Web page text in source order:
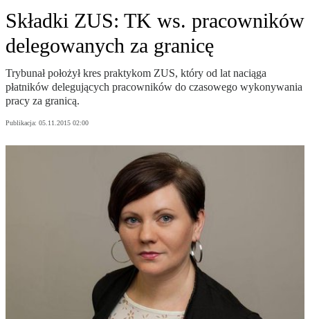
Składki ZUS: TK ws. pracowników
delegowanych za granicę
Trybunał położył kres praktykom ZUS, który od lat naciąga
płatników delegujących pracowników do czasowego wykonywania
pracy za granicą.
Publikacja: 05.11.2015 02:00